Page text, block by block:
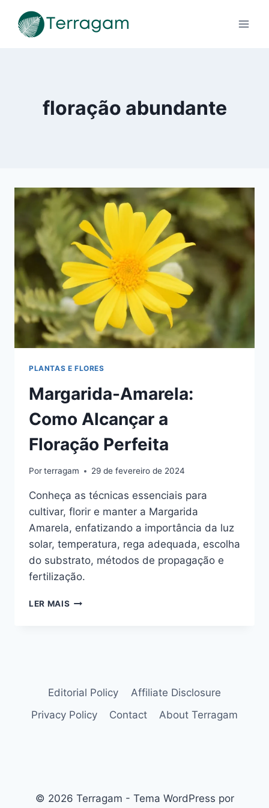
para
floração abundante
PLANTAS E FLORES
Margarida-Amarela:
Como Alcançar a
Floração Perfeita
Porterragam 29 de fevereiro de 2024
Conheça as técnicas essenciais para
cultivar, florir e manter a Margarida
Amarela, enfatizando a importância da luz
solar, temperatura, rega adequada, escolha
do substrato, métodos de propagação e
fertilização.
LER MAIS MARGARIDA-
Editorial Policy
Affiliate Disclosure
Privacy Policy
Contact About Terragam
© 2026 Terragam - Tema WordPress por